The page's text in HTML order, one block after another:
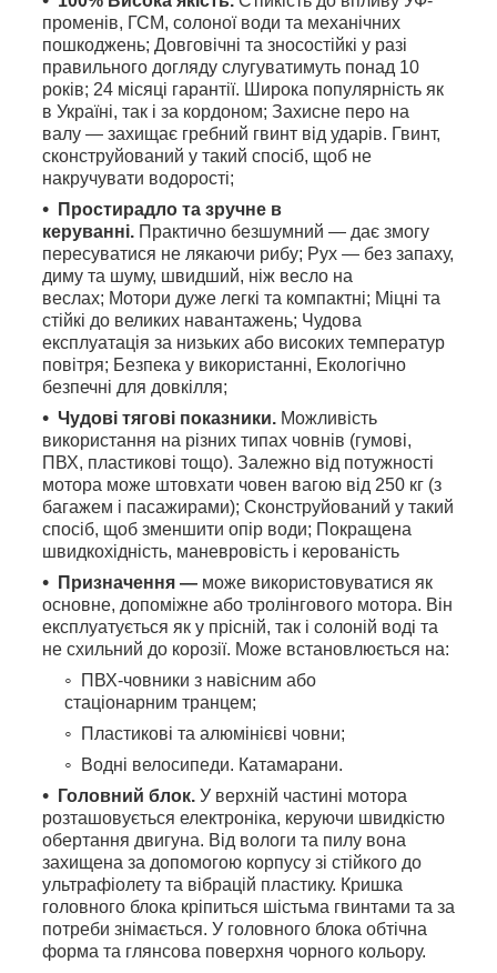
променів, ГСМ, солоної води та механічних
пошкоджень; Довговічні та зносостійкі у разі
правильного догляду слугуватимуть понад 10
років; 24 місяці гарантії. Широка популярність як
в Україні, так і за кордоном; Захисне перо на
валу — захищає гребний гвинт від ударів. Гвинт,
сконструйований у такий спосіб, щоб не
накручувати водорості;
Простирадло та зручне в
керуванні. Практично безшумний — дає змогу
пересуватися не лякаючи рибу; Рух — без запаху,
диму та шуму, швидший, ніж весло на
веслах; Мотори дуже легкі та компактні; Міцні та
стійкі до великих навантажень; Чудова
експлуатація за низьких або високих температур
повітря; Безпека у використанні, Екологічно
безпечні для довкілля;
Чудові тягові показники. Можливість
використання на різних типах човнів (гумові,
ПВХ, пластикові тощо). Залежно від потужності
мотора може штовхати човен вагою від 250 кг (з
багажем і пасажирами); Сконструйований у такий
спосіб, щоб зменшити опір води; Покращена
швидкохідність, маневровість і керованість
Призначення — може використовуватися як
основне, допоміжне або тролінгового мотора. Він
експлуатується як у прісній, так і солоній воді та
не схильний до корозії. Може встановлюється на:
ПВХ-човники з навісним або
стаціонарним транцем;
Пластикові та алюмінієві човни;
Водні велосипеди. Катамарани.
Головний блок. У верхній частині мотора
розташовується електроніка, керуючи швидкістю
обертання двигуна. Від вологи та пилу вона
захищена за допомогою корпусу зі стійкого до
ультрафіолету та вібрацій пластику. Кришка
головного блока кріпиться шістьма гвинтами та за
потреби знімається. У головного блока обтічна
форма та глянсова поверхня чорного кольору.